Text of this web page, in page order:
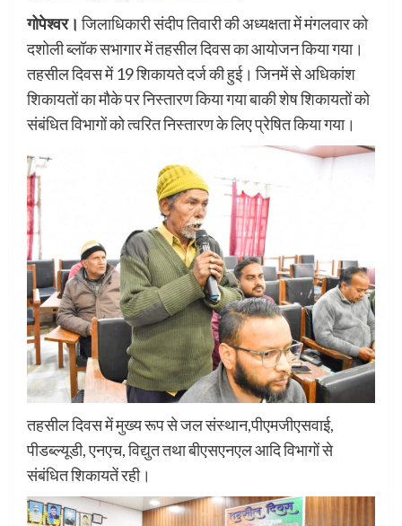
गोपेश्वर। जिलाधिकारी संदीप तिवारी की अध्यक्षता में मंगलवार को
दशोली ब्लॉक सभागार में तहसील दिवस का आयोजन किया गया।
तहसील दिवस में 19 शिकायते दर्ज की हुई। जिनमें से अधिकांश
शिकायतों का मौके पर निस्तारण किया गया बाकी शेष शिकायतों को
संबंधित विभागों को त्वरित निस्तारण के लिए प्रेषित किया गया।
तहसील दिवस में मुख्य रूप से जल संस्थान,पीएमजीएसवाई,
पीडब्ल्यूडी, एनएच, विद्युत तथा बीएसएनएल आदि विभागों से
संबंधित शिकायतें रही।